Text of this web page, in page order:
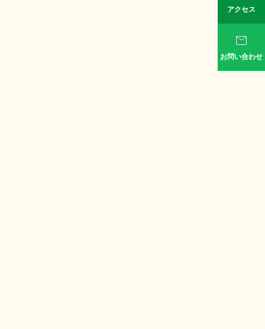
アクセス

お問い合わせ